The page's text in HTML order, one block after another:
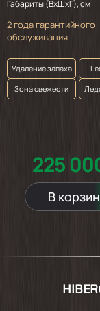
Габариты (ВхШхГ), см
2 года гарантийного
обслуживания
Удаление запаха
Зона свежести
225
В